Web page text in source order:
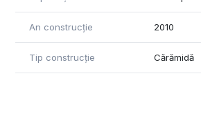
An construcție 2010
Tip construcție Cărămidă